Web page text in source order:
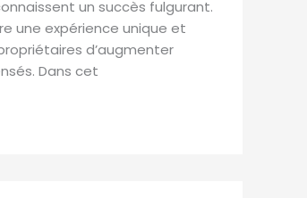
un succès fulgurant.
une expérience unique et
d’augmenter
Dans cet